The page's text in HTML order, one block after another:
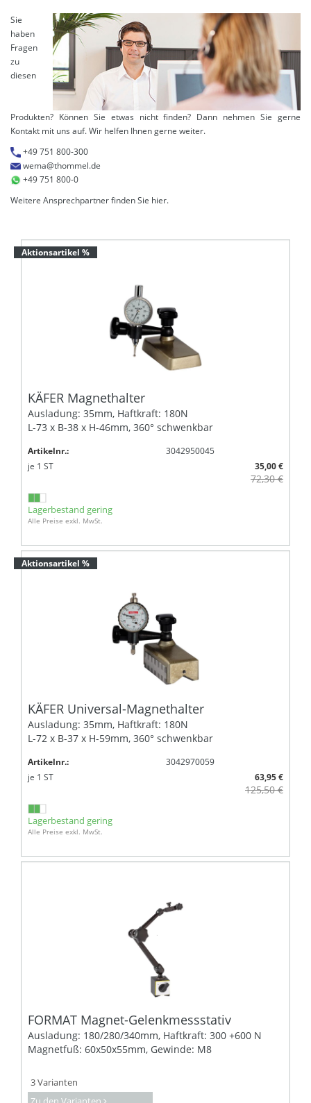
Sie
haben
Fragen
zu
diesen
Produkten? Können Sie etwas nicht finden? Dann nehmen Sie gerne
Kontakt mit uns auf. Wir helfen Ihnen gerne weiter.
+49 751 800-300
wema@thommel.de
+49 751 800-0
Weitere Ansprechpartner finden Sie hier.
Aktionsartikel %
KÄFER Magnethalter
Ausladung: 35mm, Haftkraft: 180N
L-73 x B-38 x H-46mm, 360° schwenkbar
Artikelnr.:
3042950045
je 1 ST 35,00 €
72,30 €
Lagerbestand gering
Alle Preise exkl. MwSt.
Aktionsartikel %
KÄFER Universal-Magnethalter
Ausladung: 35mm, Haftkraft: 180N
L-72 x B-37 x H-59mm, 360° schwenkbar
Artikelnr.:
3042970059
je 1 ST 63,95 €
125,50 €
Lagerbestand gering
Alle Preise exkl. MwSt.
FORMAT Magnet-Gelenkmessstativ
Ausladung: 180/280/340mm, Haftkraft: 300 +600 N
Magnetfuß: 60x50x55mm, Gewinde: M8
3 Varianten